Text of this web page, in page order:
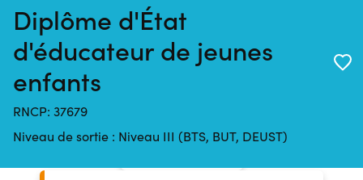
Diplôme d'État
d'éducateur de jeunes
enfants
RNCP: 37679
Niveau de sortie : Niveau III (BTS, BUT, DEUST)